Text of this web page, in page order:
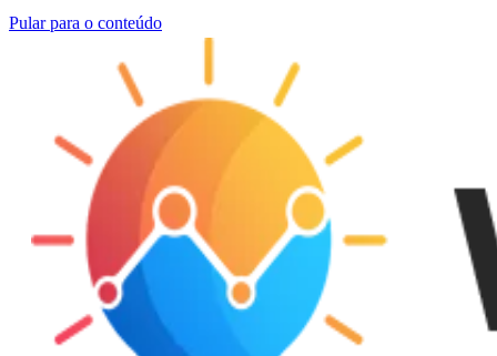
Pular para o conteúdo